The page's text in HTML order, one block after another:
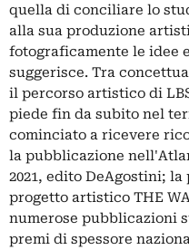
quella di conciliare lo
alla sua produzione
fotograficamente le idee
suggerisce. Tra
il percorso artistico di
piede fin da subito nel
cominciato a ricevere
la pubblicazione
2021, edito DeAgostini;
progetto artistico THE
numerose pubblicazioni
premi di spessore